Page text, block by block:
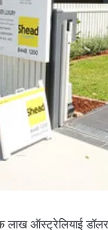
ऑस्ट्रेलियाई डॉलर